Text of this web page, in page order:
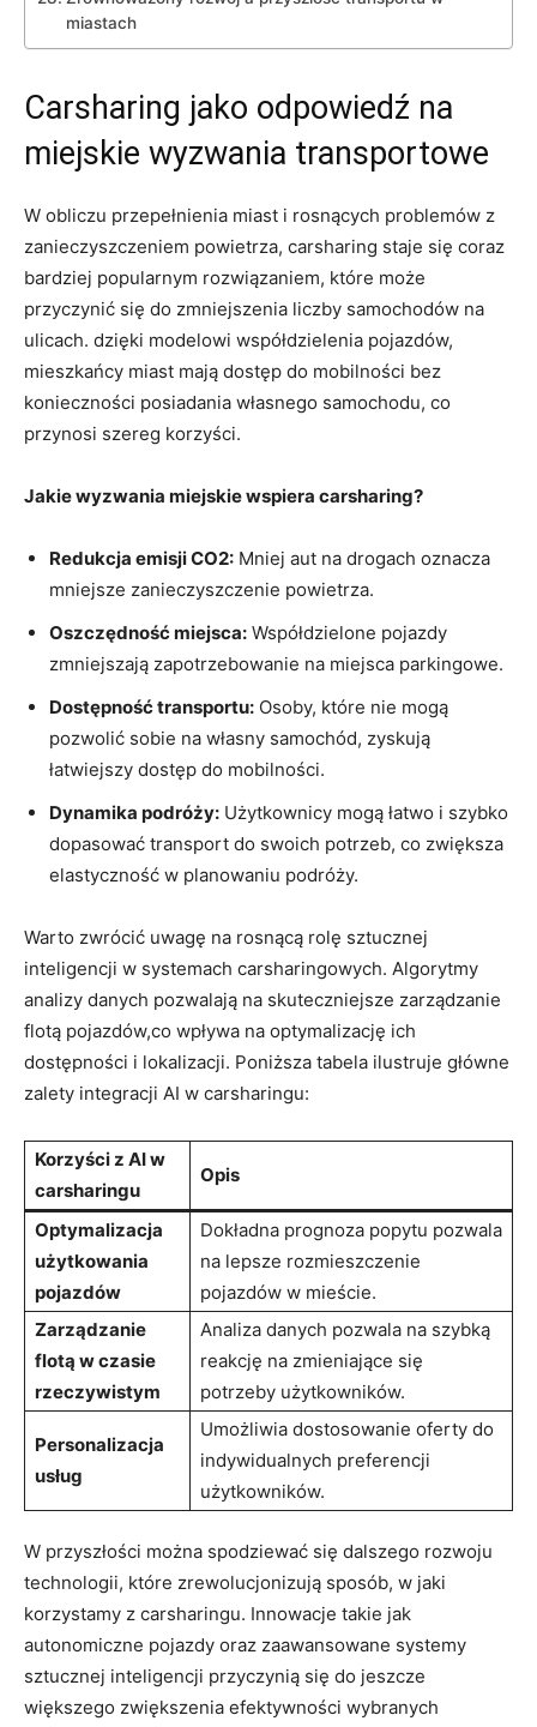
miastach
Carsharing jako odpowiedź na
miejskie wyzwania transportowe
W obliczu przepełnienia miast i rosnących problemów z
zanieczyszczeniem powietrza, carsharing staje się coraz
bardziej popularnym rozwiązaniem, które może
przyczynić się do zmniejszenia liczby samochodów na
ulicach. dzięki modelowi współdzielenia pojazdów,
mieszkańcy miast mają dostęp do mobilności bez
konieczności posiadania własnego samochodu, co
przynosi szereg korzyści.
Jakie wyzwania miejskie wspiera carsharing?
Redukcja emisji CO2: Mniej aut na drogach oznacza
mniejsze zanieczyszczenie powietrza.
Oszczędność miejsca: Współdzielone pojazdy
zmniejszają zapotrzebowanie na miejsca parkingowe.
Dostępność transportu: Osoby, które nie mogą
pozwolić sobie na własny samochód, zyskują
łatwiejszy dostęp do mobilności.
Dynamika podróży: Użytkownicy mogą łatwo i szybko
dopasować transport do swoich potrzeb, co zwiększa
elastyczność w planowaniu podróży.
Warto zwrócić uwagę na rosnącą rolę sztucznej
inteligencji w systemach carsharingowych. Algorytmy
analizy danych pozwalają na skuteczniejsze zarządzanie
flotą pojazdów,co wpływa na optymalizację ich
dostępności i lokalizacji. Poniższa tabela ilustruje główne
zalety integracji AI w carsharingu:
Korzyści z AI w
carsharingu
Opis
Optymalizacja
użytkowania
pojazdów
Dokładna prognoza popytu pozwala
na lepsze rozmieszczenie
pojazdów w mieście.
Zarządzanie
flotą w czasie
rzeczywistym
Analiza danych pozwala na szybką
reakcję na zmieniające się
potrzeby użytkowników.
Personalizacja
usług
Umożliwia dostosowanie oferty do
indywidualnych preferencji
użytkowników.
W przyszłości można spodziewać się dalszego rozwoju
technologii, które zrewolucjonizują sposób, w jaki
korzystamy z carsharingu. Innowacje takie jak
autonomiczne pojazdy oraz zaawansowane systemy
sztucznej inteligencji przyczynią się do jeszcze
większego zwiększenia efektywności wybranych